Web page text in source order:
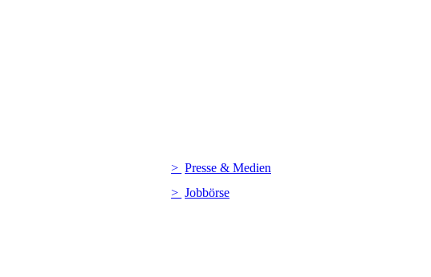
Presse & Medien
Jobbörse